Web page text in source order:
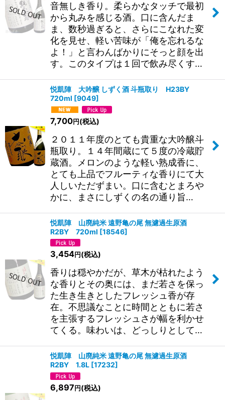
音無しき香り。柔らかなタッチで最初
から丸みを感じる酒。口に含んだま
ま、数秒過ぎると、さらにこなれた変
化を見せ、軽い苦味が「俺を忘れるな
よ！」と言わんばかりにそっと顔を出
す。このタイプは１回で飲み尽くす…
悦凱陣 大吟醸 しずく酒 斗瓶取り H23BY
720ml [9049]
7,700円(税込)
２０１１年度のとても貴重な大吟醸斗
瓶取り。１４年間蔵にて５度の冷蔵貯
蔵酒。メロンのような軽い熟成香に、
とても上品でフルーティな香りにて大
人しいただずまい。口に含むとまろや
かに、まさにしずくの名の通り旨…
悦凱陣 山廃純米 遠野亀の尾 無濾過生原酒
R2BY 720ml [18546]
3,454円 (税込)
香りは穏やかだが、草木が枯れたよう
な香りとその奥には、まだ若さを保っ
た生き生きとしたフレッシュ香が存
在。不思議なことに時間とともに若さ
を主張するフレッシュさが幅を利かせ
てくる。味わいは、どっしりとして…
悦凱陣 山廃純米 遠野亀の尾 無濾過生原酒
R2BY 1.8L [17232]
6,897 円 (税込)